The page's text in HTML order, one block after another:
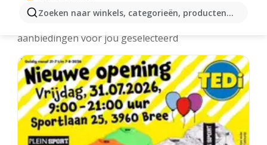
Zoeken naar winkels, categorieën, producten...
Waremme folders online
aanbiedingen voor jou geselecteerd